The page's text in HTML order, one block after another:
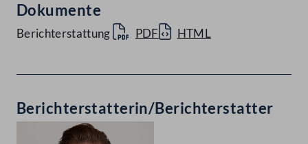
Dokumente
Berichterstattung PDF HTML
Berichterstatterin/Berichterstatter